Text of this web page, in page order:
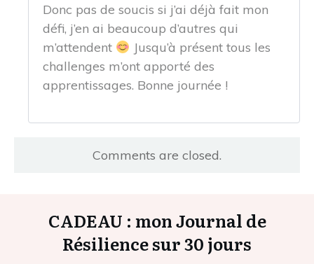
Donc pas de soucis si j’ai déjà fait mon
défi, j’en ai beaucoup d’autres qui
m’attendent
Jusqu’à présent tous les
challenges m’ont apporté des
apprentissages. Bonne journée !
Comments are closed.
CADEAU : mon Journal de
Résilience sur 30 jours